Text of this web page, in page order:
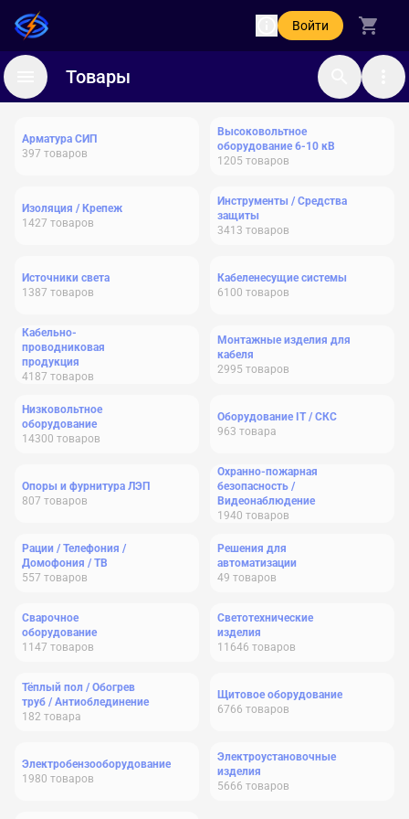
Войти
Товары
Арматура СИП
397 товаров
Высоковольтное
оборудование 6-10 кВ
1205 товаров
Изоляция / Крепеж
1427 товаров
Инструменты / Средства
защиты
3413 товаров
Источники света
1387 товаров
Кабеленесущие системы
6100 товаров
Кабельно-
проводниковая
продукция
4187 товаров
Монтажные изделия для
кабеля
2995 товаров
Низковольтное
оборудование
14300 товаров
Оборудование IT / СКС
963 товара
Опоры и фурнитура ЛЭП
807 товаров
Охранно-пожарная
безопасность /
Видеонаблюдение
1940 товаров
Рации / Телефония /
Домофония / ТВ
557 товаров
Решения для
автоматизации
49 товаров
Сварочное
оборудование
1147 товаров
Светотехнические
изделия
11646 товаров
Тёплый пол / Обогрев
труб / Антиоблединение
182 товара
Щитовое оборудование
6766 товаров
Электробензооборудование
1980 товаров
Электроустановочные
изделия
5666 товаров